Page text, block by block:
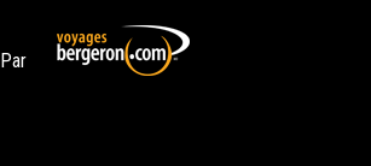
Par